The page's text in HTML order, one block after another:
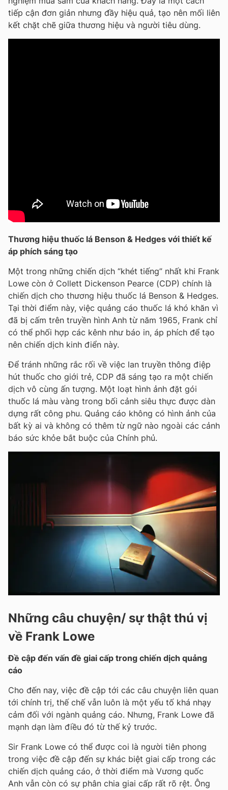
tiếp cận đơn giản nhưng đầy hiệu quả, tạo nên mối liên
kết chặt chẽ giữa thương hiệu và người tiêu dùng.
Thương hiệu thuốc lá Benson & Hedges với thiết kế
áp phích sáng tạo
Một trong những chiến dịch “khét tiếng” nhất khi Frank
Lowe còn ở Collett Dickenson Pearce (CDP) chính là
chiến dịch cho thương hiệu thuốc lá Benson & Hedges.
Tại thời điểm này, việc quảng cáo thuốc lá khó khăn vì
đã bị cấm trên truyền hình Anh từ năm 1965, Frank chỉ
có thể phối hợp các kênh như báo in, áp phích để tạo
nên chiến dịch kinh điển này.
Để tránh những rắc rối về việc lan truyền thông điệp
hút thuốc cho giới trẻ, CDP đã sáng tạo ra một chiến
dịch vô cùng ấn tượng. Một loạt hình ảnh đặt gói
thuốc lá màu vàng trong bối cảnh siêu thực được dàn
dựng rất công phu. Quảng cáo không có hình ảnh của
bất kỳ ai và không có thêm từ ngữ nào ngoài các cảnh
báo sức khỏe bắt buộc của Chính phủ.
Những câu chuyện/ sự thật thú vị
về Frank Lowe
Đề cập đến vấn đề giai cấp trong chiến dịch quảng
cáo
Cho đến nay, việc đề cập tới các câu chuyện liên quan
tới chính trị, thế chế vẫn luôn là một yếu tố khá nhạy
cảm đối với ngành quảng cáo. Nhưng, Frank Lowe đã
mạnh dạn làm điều đó từ thế kỷ trước.
Sir Frank Lowe có thể được coi là người tiên phong
trong việc đề cập đến sự khác biệt giai cấp trong các
chiến dịch quảng cáo, ở thời điểm mà Vương quốc
Anh vẫn còn có sự phân chia giai cấp rất rõ rệt. Ông